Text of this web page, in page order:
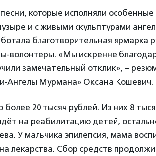
которые исполняли
и с живыми скульптурами
благотворительная ярмарка
волонтеры. «Мы искренне
замечательный отклик», –
Ангелы Мурмана» Оксана Кошевич.
более 20 тысяч рублей. Из них 8
на реабилитацию детей,
У мальчика эпилепсия, мама
лекарства. Сбор средств